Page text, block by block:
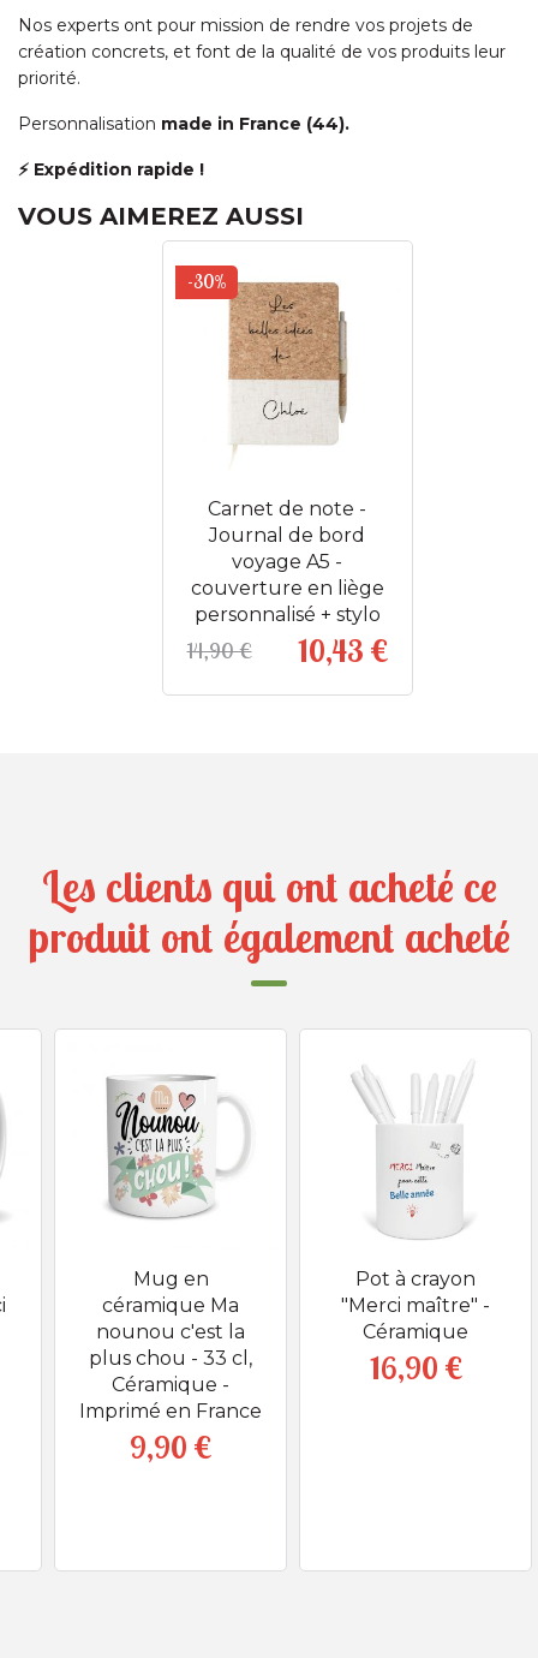
Nos experts ont pour mission de rendre vos projets de
création concrets, et font de la qualité de vos produits leur
priorité.
Personnalisation made in France (44).
⚡ Expédition rapide !
VOUS AIMEREZ AUSSI
-30%
Carnet de note -
Journal de bord
voyage A5 -
couverture en liège
personnalisé + stylo
Prix
10,43 €Prix de base
14,90 €
Les clients qui ont acheté ce
produit ont également acheté
Mug en
céramique Ma
nounou c'est la
plus chou - 33 cl,
Céramique -
Imprimé en France
Prix
9,90 €
Pot à crayon
"Merci maître" -
Céramique
Prix
16,90 €